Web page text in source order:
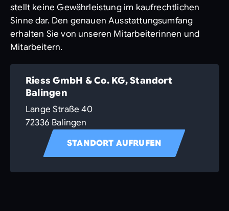
stellt keine Gewährleistung im kaufrechtlichen
Sinne dar. Den genauen Ausstattungsumfang
erhalten Sie von unseren Mitarbeiterinnen und
Mitarbeitern.
Riess GmbH & Co. KG, Standort
Balingen
Lange Straße 40
72336 Balingen
STANDORT AUFRUFEN